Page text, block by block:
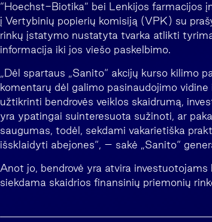
“Hoechst-Biotika” bei Lenkijos farmacijos
į Vertybinių popierių komisiją (VPK) su
rinkų įstatymo nustatyta tvarka atlikti
informacija iki jos viešo paskelbimo.
„Dėl spartaus „Sanito“ akcijų kurso kilimo
komentarų dėl galimo pasinaudojimo
užtikrinti bendrovės veiklos skaidrumą,
yra ypatingai suinteresuota sužinoti, ar
saugumas, todėl, sekdami vakarietiška
išsklaidyti abejones“, – sakė „Sanito“
Anot jo, bendrovė yra atvira
siekdama skaidrios finansinių priemonių